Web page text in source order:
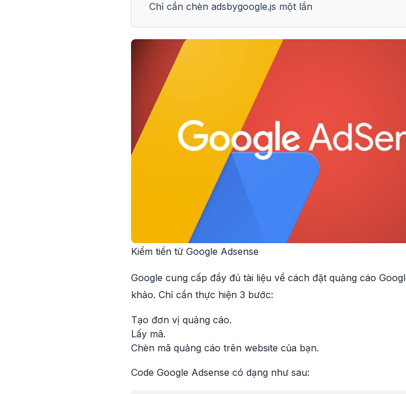
Chỉ cần chèn adsbygoogle.js một lần
Kiếm tiền từ Google Adsense
Google cung cấp đầy đủ tài liệu về cách đặt quảng cáo
khảo. Chỉ cần thực hiện 3 bước:
Tạo đơn vị quảng cáo.
Lấy mã.
Chèn mã quảng cáo trên website của bạn.
Code Google Adsense có dạng như sau: